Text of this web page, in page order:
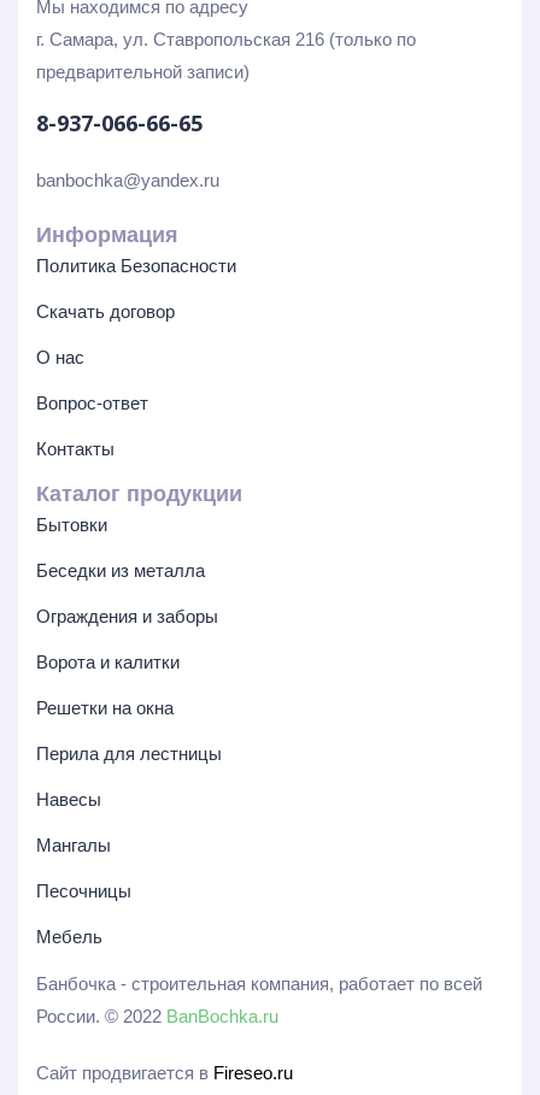
Мы находимся по адресу
г. Самара, ул. Ставропольская 216 (только по
предварительной записи)
8-937-066-66-65
banbochka@yandex.ru
Информация
Политика Безопасности
Скачать договор
О нас
Вопрос-ответ
Контакты
Каталог продукции
Бытовки
Беседки из металла
Ограждения и заборы
Ворота и калитки
Решетки на окна
Перила для лестницы
Навесы
Мангалы
Песочницы
Мебель
Банбочка - строительная компания, работает по всей
России. © 2022 BanBochka.ru
Сайт продвигается в Fireseo.ru